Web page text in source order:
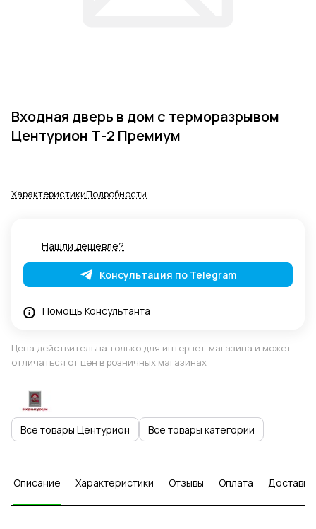
Входная дверь в дом с терморазрывом
Центурион Т-2 Премиум
ХарактеристикиПодробности
Нашли дешевле?
Консультация по Telegram
Помощь Консультанта
Цена действительна только для интернет-магазина и может
отличаться от цен в розничных магазинах
Все товары Центурион Все товары категории
Описание Характеристики Отзывы Оплата Доставка